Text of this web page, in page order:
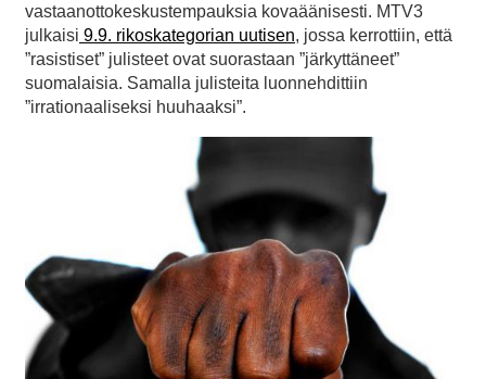
vastaanottokeskustempauksia kovaäänisesti. MTV3
julkaisi 9.9. rikoskategorian uutisen, jossa kerrottiin, että
”rasistiset” julisteet ovat suorastaan ”järkyttäneet”
suomalaisia. Samalla julisteita luonnehdittiin
”irrationaaliseksi huuhaaksi”.